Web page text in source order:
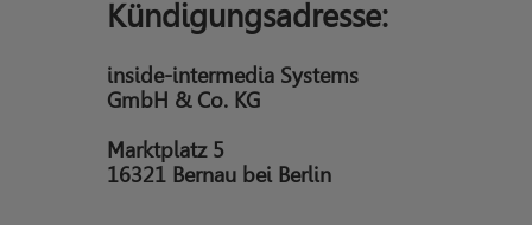
Kündigungsadresse:
inside-intermedia Systems
GmbH & Co. KG
Marktplatz 5
16321 Bernau bei Berlin